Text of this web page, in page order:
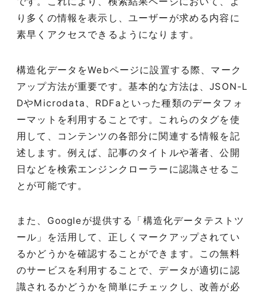
り多くの情報を表示し、ユーザーが求める内容に
素早くアクセスできるようになります。
構造化データをWebページに設置する際、マーク
アップ方法が重要です。基本的な方法は、JSON-L
DやMicrodata、RDFaといった種類のデータフォ
ーマットを利用することです。これらのタグを使
用して、コンテンツの各部分に関連する情報を記
述します。例えば、記事のタイトルや著者、公開
日などを検索エンジンクローラーに認識させるこ
とが可能です。
また、Googleが提供する「構造化データテストツ
ール」を活用して、正しくマークアップされてい
るかどうかを確認することができます。この無料
のサービスを利用することで、データが適切に認
識されるかどうかを簡単にチェックし、改善が必